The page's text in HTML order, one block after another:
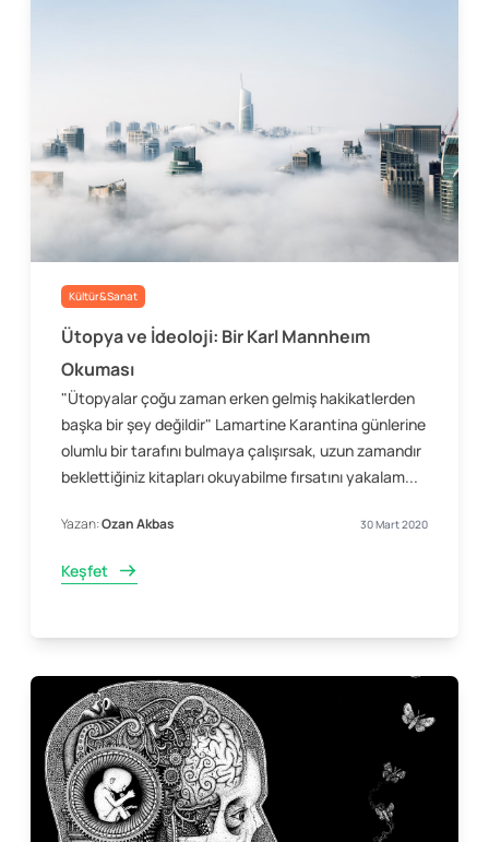
Kültür&Sanat
Ütopya ve İdeoloji: Bir Karl Mannheım
Okuması
"Ütopyalar çoğu zaman erken gelmiş hakikatlerden
başka bir şey değildir" Lamartine Karantina günlerine
olumlu bir tarafını bulmaya çalışırsak, uzun zamandır
beklettiğiniz kitapları okuyabilme fırsatını yakalam...
Yazan:Ozan Akbas 30 Mart 2020
Keşfet